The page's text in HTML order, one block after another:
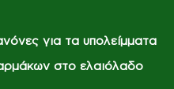
για τα υπολείμματα
στο ελαιόλαδο